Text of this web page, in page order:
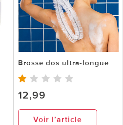
Brosse dos ultra-longue
12,99
Voir l’article